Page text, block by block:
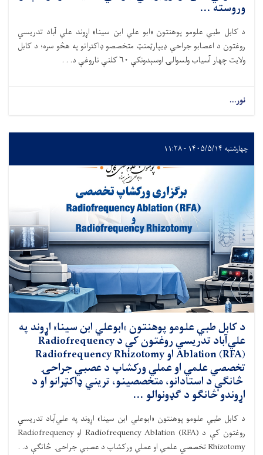
وروسته ...
د کابل طبي علومو پوهنتون «ابو علي ابن سینا» اړوند علي آباد تدریسي
روغتون د اعصابو جراحي ډيپارټمنټ متخصصو ډاکترانو په هڅو سره؛ د کابل
ولایت چهار آسیاب ولسوالۍ اوسېدونکې ۶۰ کلنې ناروغې د. . .
نور...
چهارشنبه ۱۴۰۵/۵/۱۴ - ۱۱:۲۸
د کابل طبي علومو پوهنتون «ابوعلي ابن سينا» اړوند په
علي‌آباد تدريسي روغتون کې د Radiofrequency
Ablation (RFA) او Radiofrequency Rhizotomy
تخصصي علمي او عملي ورکشاپ د عصبي جراحۍ
څانګې د استادانو، متخصصينو، تريني ډاکټرانو او د
اړوندو څانګو د ګډونوالو ...
د کابل طبي علومو پوهنتون «ابوعلي ابن سينا» اړوند په علي‌آباد تدريسي
روغتون کې د Radiofrequency Ablation (RFA) او Radiofrequency
Rhizotomy تخصصي علمي او عملي ورکشاپ د عصبي جراحۍ څانګې د. .